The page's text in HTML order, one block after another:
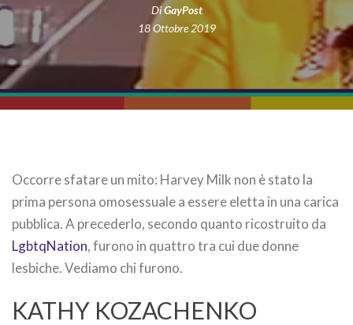
DiGayPost
18 Ottobre 2019
Occorre sfatare un mito: Harvey Milk non è stato la
prima persona omosessuale a essere eletta in una carica
pubblica. A precederlo, secondo quanto ricostruito da
LgbtqNation, furono in quattro tra cui due donne
lesbiche. Vediamo chi furono.
KATHY KOZACHENKO